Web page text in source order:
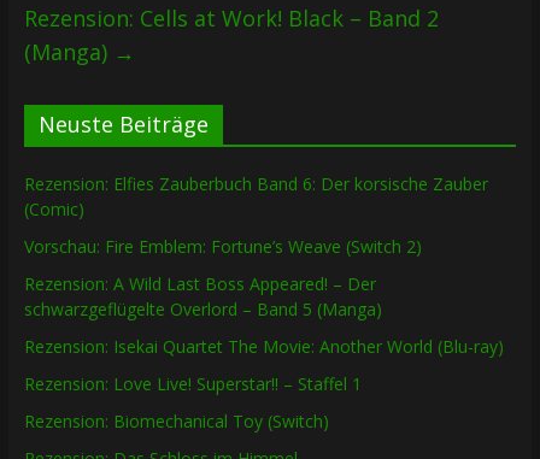
Rezension: Cells at Work! Black – Band 2
(Manga) →
Neuste Beiträge
Rezension: Elfies Zauberbuch Band 6: Der korsische Zauber
(Comic)
Vorschau: Fire Emblem: Fortune’s Weave (Switch 2)
Rezension: A Wild Last Boss Appeared! – Der
schwarzgeflügelte Overlord – Band 5 (Manga)
Rezension: Isekai Quartet The Movie: Another World (Blu-ray)
Rezension: Love Live! Superstar!! – Staffel 1
Rezension: Biomechanical Toy (Switch)